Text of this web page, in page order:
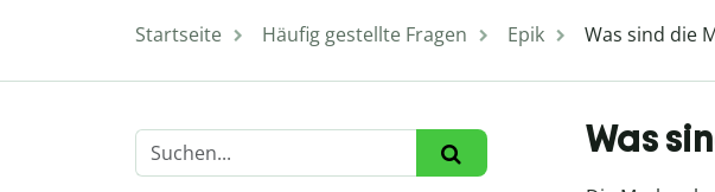
Startseite Häufig gestellte Fragen Epik Was sind die
Was